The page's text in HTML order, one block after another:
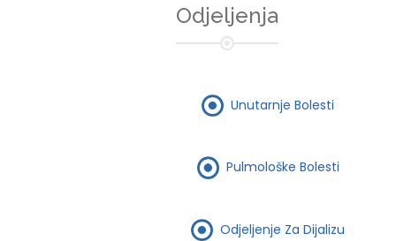
Odjeljenja
Unutarnje Bolesti
Pulmološke Bolesti
Odjeljenje Za Dijalizu